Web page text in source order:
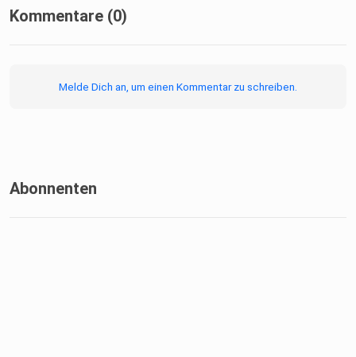
Kommentare (0)
Melde Dich an, um einen Kommentar zu schreiben.
Abonnenten